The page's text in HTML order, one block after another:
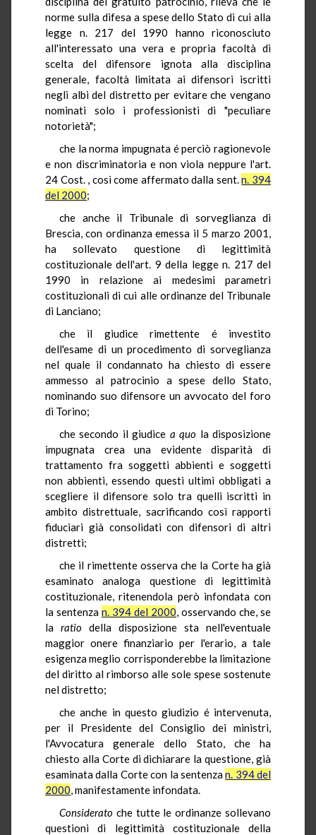
norme sulla difesa a spese dello Stato di cui alla
legge n. 217 del 1990 hanno riconosciuto
all'interessato una vera e propria facoltà di
scelta del difensore ignota alla disciplina
generale, facoltà limitata ai difensori iscritti
negli albi del distretto per evitare che vengano
nominati solo i professionisti di "peculiare
notorietà";
che la norma impugnata é perciò ragionevole
e non discriminatoria e non viola neppure l'art.
24 Cost. , così come affermato dalla sent.n. 394
del 2000;
che anche il Tribunale di sorveglianza di
Brescia, con ordinanza emessa il 5 marzo 2001,
ha sollevato questione di legittimità
costituzionale dell'art. 9 della legge n. 217 del
1990 in relazione ai medesimi parametri
costituzionali di cui alle ordinanze del Tribunale
di Lanciano;
che il giudice rimettente é investito
dell'esame di un procedimento di sorveglianza
nel quale il condannato ha chiesto di essere
ammesso al patrocinio a spese dello Stato,
nominando suo difensore un avvocato del foro
di Torino;
che secondo il giudice a quo la disposizione
impugnata crea una evidente disparità di
trattamento fra soggetti abbienti e soggetti
non abbienti, essendo questi ultimi obbligati a
scegliere il difensore solo tra quelli iscritti in
ambito distrettuale, sacrificando così rapporti
fiduciari già consolidati con difensori di altri
distretti;
che il rimettente osserva che la Corte ha già
esaminato analoga questione di legittimità
costituzionale, ritenendola però infondata con
la sentenza n. 394 del 2000, osservando che, se
la ratio della disposizione sta nell'eventuale
maggior onere finanziario per l'erario, a tale
esigenza meglio corrisponderebbe la limitazione
del diritto al rimborso alle sole spese sostenute
nel distretto;
che anche in questo giudizio é intervenuta,
per il Presidente del Consiglio dei ministri,
l'Avvocatura generale dello Stato, che ha
chiesto alla Corte di dichiarare la questione, già
esaminata dalla Corte con la sentenzan. 394 del
2000, manifestamente infondata.
Considerato che tutte le ordinanze sollevano
questioni di legittimità costituzionale della